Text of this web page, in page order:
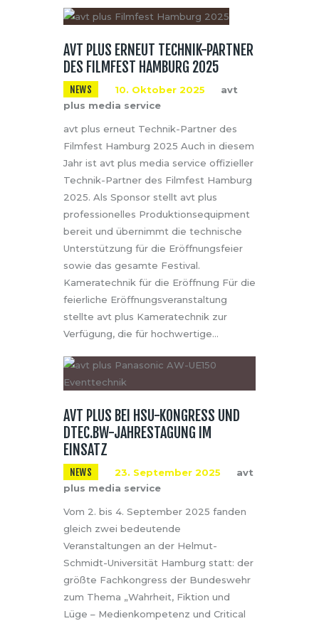
AVT PLUS ERNEUT TECHNIK-PARTNER
DES FILMFEST HAMBURG 2025
NEWS 10. Oktober 2025
avt
plus media service
avt plus erneut Technik-Partner des
Filmfest Hamburg 2025 Auch in diesem
Jahr ist avt plus media service offizieller
Technik-Partner des Filmfest Hamburg
2025. Als Sponsor stellt avt plus
professionelles Produktionsequipment
bereit und übernimmt die technische
Unterstützung für die Eröffnungsfeier
sowie das gesamte Festival.
Kameratechnik für die Eröffnung Für die
feierliche Eröffnungsveranstaltung
stellte avt plus Kameratechnik zur
Verfügung, die für hochwertige…
AVT PLUS BEI HSU-KONGRESS UND
DTEC.BW-JAHRESTAGUNG IM
EINSATZ
NEWS 23. September 2025
avt
plus media service
Vom 2. bis 4. September 2025 fanden
gleich zwei bedeutende
Veranstaltungen an der Helmut-
Schmidt-Universität Hamburg statt: der
größte Fachkongress der Bundeswehr
zum Thema „Wahrheit, Fiktion und
Lüge – Medienkompetenz und Critical